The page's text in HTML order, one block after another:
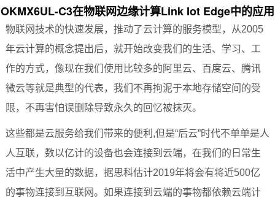
在线文档
方案定制
关于飞凌
淘宝商城
新闻中心
司
动
业
资
OKMX6UL-C3在物联网边缘计算Link Iot Edge中的应用
物联网技术的快速发展，推动了云计算的服务模型，从2005
年云计算的概念提出后，就开始改变我们的生活、学习、工
作的方式，像现在我们使用比较多的阿里云、百度云、腾讯
微云等就是典型的代表，我们不再拘泥于本地存储空间的受
限，不再害怕误删除导致永久的回忆被抹灭。
这些都是云服务给我们带来的便利 ,但是“后云”时代不单单是人
人互联，数以亿计的设备也会连接到云端，在我们的日常生
活中产生大量的数据，据思科估计2019年将会有将近500亿
的事物连接到互联网。如果连接到云端的事物都依赖云端计